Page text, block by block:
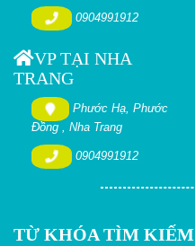
0904991912
VP TẠI NHA
TRANG
Phước Hạ, Phước
Đồng , Nha Trang
0904991912
TỪ KHÓA TÌM KIẾM